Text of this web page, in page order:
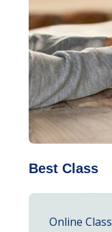
Best Class
Online Class